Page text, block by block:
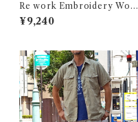
Re work Embroidery Work
Apron Vest / リワーク 刺繍
入り ワーク エプロン ベスト
¥9,240